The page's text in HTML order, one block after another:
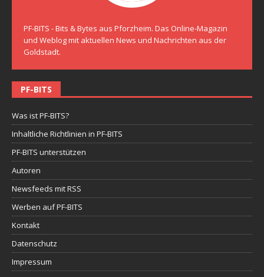
PF-BITS - Bits & Bytes aus Pforzheim. Das Online-Magazin
und Weblog mit aktuellen News und Nachrichten aus der
Goldstadt.
PF-BITS
Was ist PF-BITS?
Inhaltliche Richtlinien in PF-BITS
PF-BITS unterstützen
Autoren
Newsfeeds mit RSS
Werben auf PF-BITS
Kontakt
Datenschutz
Impressum